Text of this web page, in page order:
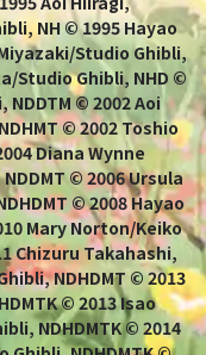
NH © 1995 Hayao
Studio Ghibli,
Studio Ghibli, NHD ©
© 2002 Aoi
© 2002 Toshio
Diana Wynne
© 2006 Ursula
© 2008 Hayao
Mary Norton/Keiko
Chizuru Takahashi,
NDHDMT © 2013
© 2013 Isao
NDHDMTK © 2014